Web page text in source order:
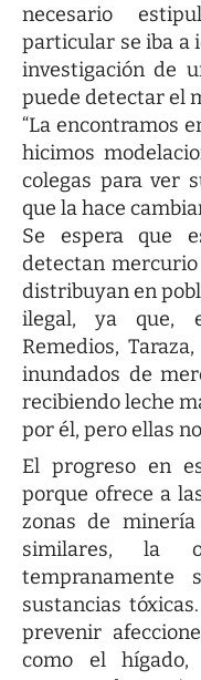
necesario
particular se iba a
investigación de
puede detectar el
“La encontramos
hicimos
colegas para ver
que la hace
Se espera que
detectan
distribuyan en
ilegal, ya que,
Remedios,
inundados de
recibiendo leche
por él, pero ellas no
El progreso en
porque ofrece a
zonas de
similares, la
sustancias
prevenir
como el